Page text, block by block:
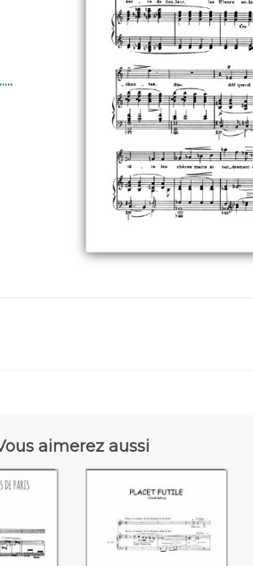
.
aimerez aussi
Paris
Placet futile
((Claude Debussy))